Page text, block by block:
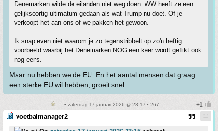
Denemarken wilde de eilanden niet weg doen. WW heeft ze een
gelijksoortig ultimatum gedaan als wat Trump nu doet. Of je
verkoopt het aan ons of we pakken het gewoon.
Ik snap even niet waarom je zo tegenstribbelt op zo'n heftig
voorbeeld waarbij het Denemarken NOG een keer wordt geflikt ook
nog eens.
Maar nu hebben we de EU. En het aantal mensen dat graag
een sterke EU wil hebben, groeit snel.
• zaterdag 17 januari 2026 @ 23:17 • 267
voetbalmanager2